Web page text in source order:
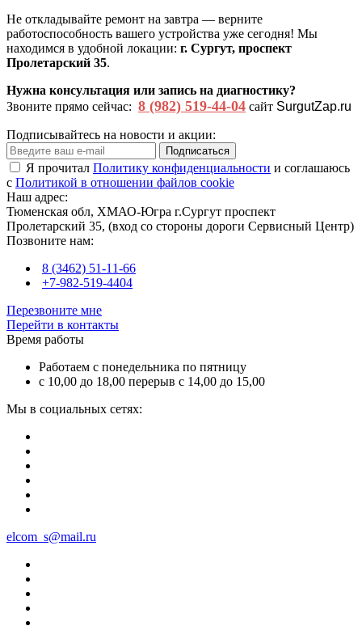
Не откладывайте ремонт на завтра — верните
работоспособность вашего устройства уже сегодня! Мы
находимся в удобной локации: г. Сургут, проспект
Пролетарский 35.
Нужна консультация или запись на диагностику?
Звоните прямо сейчас: 8 (982) 519-44-04 сайт SurgutZap.ru
Подписывайтесь на новости и акции:
Подписаться
Я прочитал Политику конфиденциальности и соглашаюсь
с Политикой в отношении файлов cookie
Наш адрес:
Тюменская обл, ХМАО-Югра г.Сургут проспект
Пролетарский 35, (вход со стороны дороги Сервисный Центр)
Позвоните нам:
8 (3462) 51-11-66
+7-982-519-4404
Перезвоните мне
Перейти в контакты
Время работы
Работаем с понедельника по пятницу
с 10,00 до 18,00 перерыв с 14,00 до 15,00
Мы в социальных сетях:
elcom_s@mail.ru